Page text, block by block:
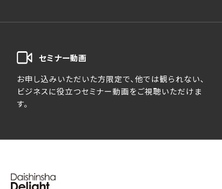
セミナー動画
お申し込みいただいた方限定で、他では観られない、
ビジネスに役立つセミナー動画をご視聴いただけま
す。